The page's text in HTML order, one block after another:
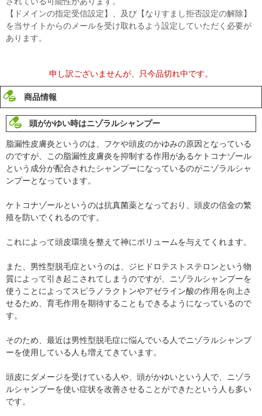
【ドメインの指定受信設定】、及び【なりすまし拒否設定の解除】
を当サイトからのメールを受け取れるよう設定していただく必要が
あります。
申し訳ございませんが、只今品切れ中です。
商品情報
頭がかゆい時はニゾラルシャンプー
脂漏性皮膚炎というのは、フケや頭皮のかゆみの原因となっている
のですが、この脂漏性皮膚炎を抑制する作用があるケトコナゾール
という成分が配合されたシャンプーになっているのがニゾラルシャ
ンプーとなっています。
ケトコナゾールというのは抗真菌薬となっており、頭皮の信金の繁
殖を防いでくれるのです。
これによって頭皮環境を整えて神にボリュームを与えてくれます。
また、男性型脱毛症というのは、ジヒドロテストステロンという物
質によって引き起こされてしまうのですが、ニゾラルシャンプーを
使うことによってスピラノラクトンやアゼライン酸の作用を向上さ
せるため、育毛作用を期待することもできるようになっているので
す。
そのため、最近は男性型脱毛症に悩んでいる人でニゾラルシャンプ
ーを使用している人も増えてきています。
頭皮にダメージを受けている人や、頭がかゆいという人で、ニゾラ
ルシャンプーを使い症状を改善させることができたという人も多い
です。